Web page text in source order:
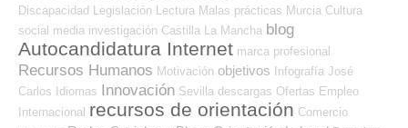
Discapacidad Legislación Lectura Malas prácticas Murcia Cultura
social media investigación Castilla La Mancha blog
Autocandidatura Internet marca profesional
Recursos Humanos Motivación objetivos Infografía José
Carlos Idiomas Innovación Sevilla descargas Ofertas Empleo
Internacional recursos de orientación Comercio